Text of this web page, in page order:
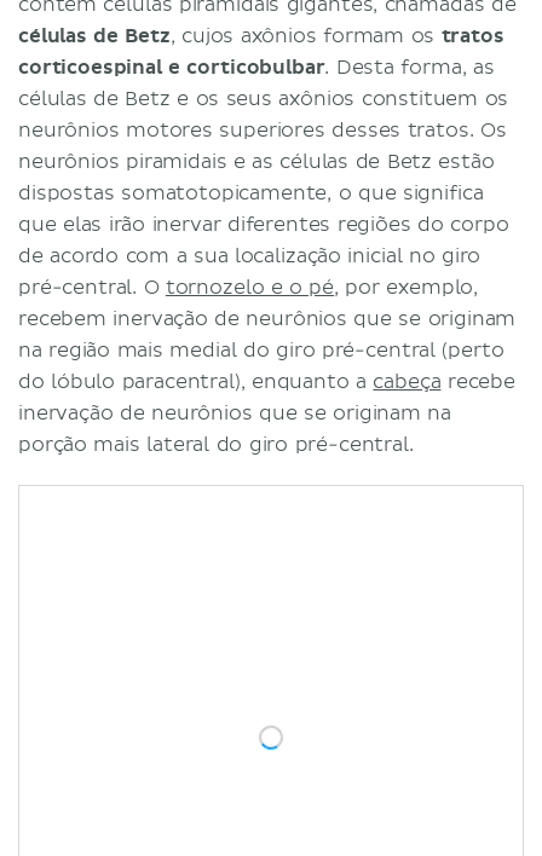
células de Betz, cujos axônios formam os tratos
corticoespinal e corticobulbar. Desta forma, as
células de Betz e os seus axônios constituem os
neurônios motores superiores desses tratos. Os
neurônios piramidais e as células de Betz estão
dispostas somatotopicamente, o que significa
que elas irão inervar diferentes regiões do corpo
de acordo com a sua localização inicial no giro
pré-central. O tornozelo e o pé, por exemplo,
recebem inervação de neurônios que se originam
na região mais medial do giro pré-central (perto
do lóbulo paracentral), enquanto a cabeça recebe
inervação de neurônios que se originam na
porção mais lateral do giro pré-central.